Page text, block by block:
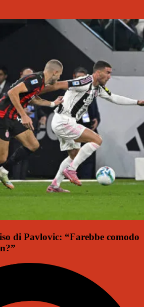
di Pavlovic: “Farebbe comodo